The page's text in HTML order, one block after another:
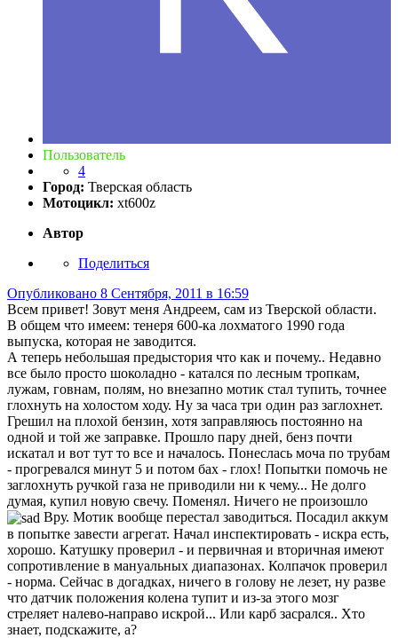
Пользователь
4
Город: Тверская область
Мотоцикл: xt600z
Автор
Поделиться
Опубликовано 8 Сентября, 2011 в 16:59
Всем привет! Зовут меня Андреем, сам из Тверской области.
В общем что имеем: тенеря 600-ка лохматого 1990 года
выпуска, которая не заводится.
А теперь небольшая предыстория что как и почему.. Недавно
все было просто шоколадно - катался по лесным тропкам,
лужам, говнам, полям, но внезапно мотик стал тупить, точнее
глохнуть на холостом ходу. Ну за часа три один раз заглохнет.
Грешил на плохой бензин, хотя заправляюсь постоянно на
одной и той же заправке. Прошло пару дней, бенз почти
искатал и вот тут то все и началось. Понеслась моча по трубам
- прогревался минут 5 и потом бах - глох! Попытки помочь не
заглохнуть ручкой газа не приводили ни к чему... Не долго
думая, купил новую свечу. Поменял. Ничего не произошло
Вру. Мотик вообще перестал заводиться. Посадил аккум
в попытке завести агрегат. Начал инспектировать - искра есть,
хорошо. Катушку проверил - и первичная и вторичная имеют
сопротивление в мануальных диапазонах. Колпачок проверил
- норма. Сейчас в догадках, ничего в голову не лезет, ну разве
что датчик положения колена тупит и из-за этого мозг
стреляет налево-направо искрой... Или карб засрался.. Хто
знает, подскажите, а?